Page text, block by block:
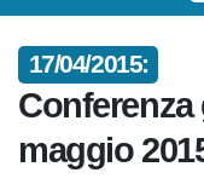
17/04/2015:
Conferenza
maggio